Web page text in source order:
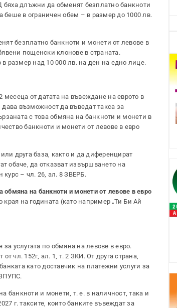
бяха длъжни да обменят безплатно банкноти
беше в ограничен обем – в размер до 1000 лв.
безплатно банкноти и монети от левове в
пощенски клонове в страната.
размер над 10 000 лв. на ден на едно лице.
месеца от датата на въвеждане на еврото в
възможност да въведат такса за
с това обмяна на банкноти и монети в
банкноти и монети от левове в евро
друга база, както и да диференцират
обаче, да отказват извършването на
курс – чл. 26, ал. 8 ЗВЕРБ.
на банкноти и монети от левове в евро
края на годината (като например „Ти Би Ай
услугата по обмяна на левове в евро.
чл. 152г, ал. 1, т. 2 ЗКИ. От друга страна,
като доставчик на платежни услуги за
банкноти и монети, т. е. в наличност, така и
г. таксите, които банките въвеждат за